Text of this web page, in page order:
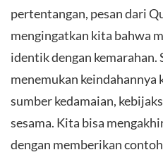
pertentangan, pesan dari
mengingatkan kita bahwa
identik dengan kemarahan.
menemukan keindahannya
sumber kedamaian,
sesama. Kita bisa
dengan memberikan